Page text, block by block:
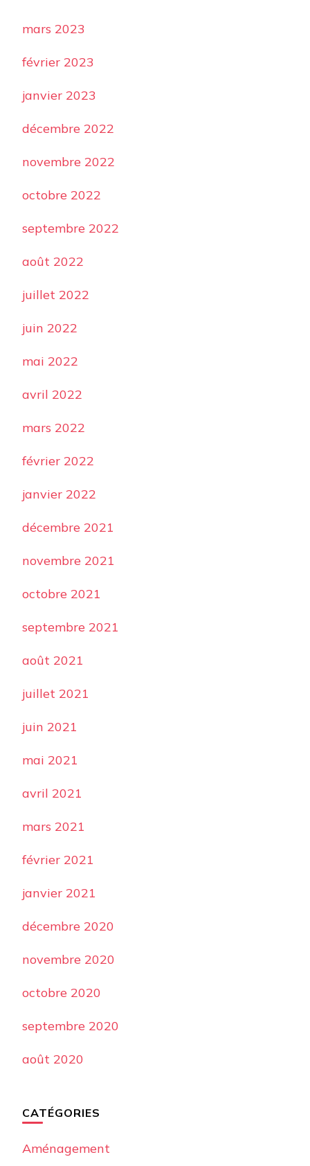
mars 2023
février 2023
janvier 2023
décembre 2022
novembre 2022
octobre 2022
septembre 2022
août 2022
juillet 2022
juin 2022
mai 2022
avril 2022
mars 2022
février 2022
janvier 2022
décembre 2021
novembre 2021
octobre 2021
septembre 2021
août 2021
juillet 2021
juin 2021
mai 2021
avril 2021
mars 2021
février 2021
janvier 2021
décembre 2020
novembre 2020
octobre 2020
septembre 2020
août 2020
CATÉGORIES
Aménagement